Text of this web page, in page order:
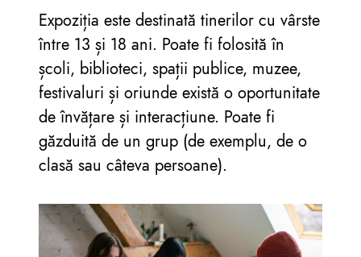
Expoziția este destinată tinerilor cu vârste
între 13 și 18 ani. Poate fi folosită în
școli, biblioteci, spații publice, muzee,
festivaluri și oriunde există o oportunitate
de învățare și interacțiune. Poate fi
găzduită de un grup (de exemplu, de o
clasă sau câteva persoane).